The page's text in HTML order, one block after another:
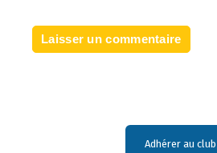
Adhérer au club